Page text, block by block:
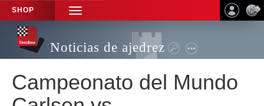
SHOP
TOGGLE
NAVIGATION
Noticias de ajedrez
Campeonato del Mundo